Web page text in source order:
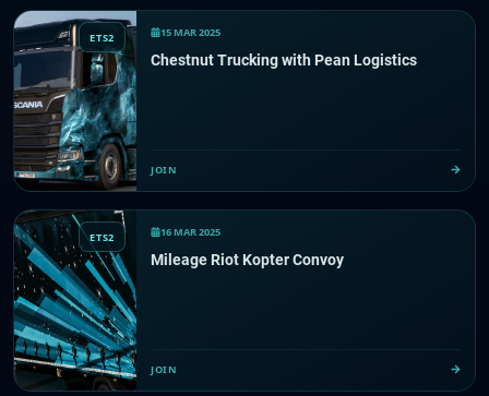
ETS2 15 MAR 2025
Chestnut Trucking with Pean Logistics
JOIN
ETS2 16 MAR 2025
Mileage Riot Kopter Convoy
JOIN